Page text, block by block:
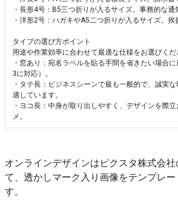
・長形4号：B5三つ折りが入るサイズ。事務的な通
・洋形2号：ハガキやA5二つ折りが入るサイズ。挨
タイプの選び方ポイント
用途や作業効率に合わせて最適な仕様をお選びくだ
・窓あり：宛名ラベルを貼る手間を省きたい場合
3に対応）。
・タテ長：ビジネスシーンで最も一般的で、誠実
適しています。
・ヨコ長：中身が取り出しやすく、デザインを際
メ。
オンラインデザインはピクスタ株式会
て、透かしマーク入り画像をテンプレ
す。